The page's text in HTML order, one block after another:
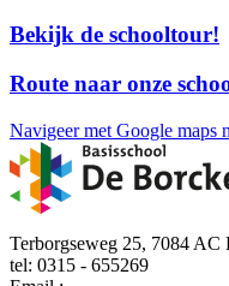
Bekijk de schooltour!
Route naar onze
Navigeer met Google maps
Terborgseweg 25, 7084 AC
tel: 0315 - 655269